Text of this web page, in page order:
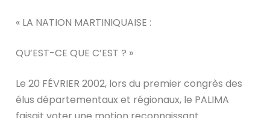
« LA NATION MARTINIQUAISE :
QU’EST-CE QUE C’EST ? »
Le20 FÉVRIER 2002, lors du premier congrès des
élus départementaux et régionaux, le PALIMA